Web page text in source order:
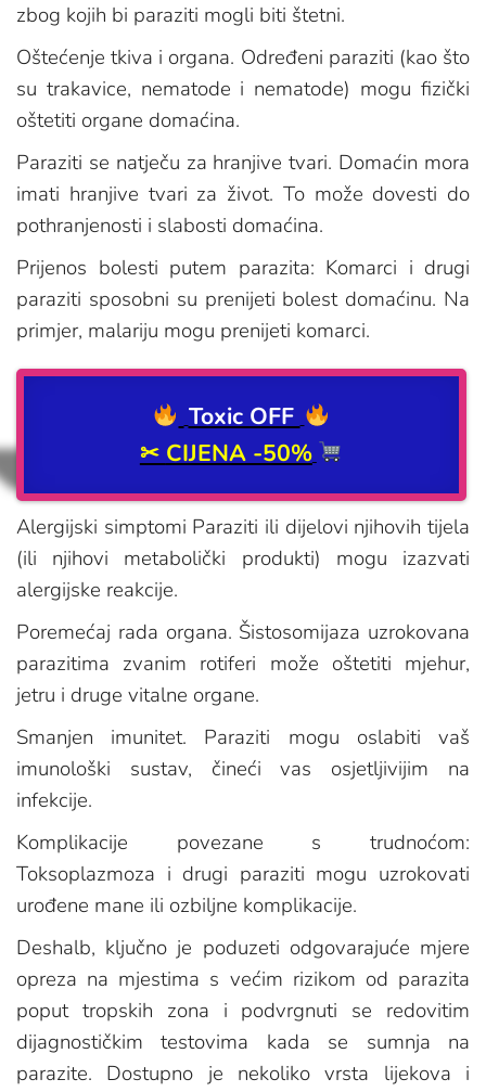
zbog kojih bi paraziti mogli biti štetni.
Oštećenje tkiva i organa. Određeni paraziti (kao što
su trakavice, nematode i nematode) mogu fizički
oštetiti organe domaćina.
Paraziti se natječu za hranjive tvari. Domaćin mora
imati hranjive tvari za život. To može dovesti do
pothranjenosti i slabosti domaćina.
Prijenos bolesti putem parazita: Komarci i drugi
paraziti sposobni su prenijeti bolest domaćinu. Na
primjer, malariju mogu prenijeti komarci.
Toxic OFF
✂ CIJENA -50%
Alergijski simptomi Paraziti ili dijelovi njihovih tijela
(ili njihovi metabolički produkti) mogu izazvati
alergijske reakcije.
Poremećaj rada organa. Šistosomijaza uzrokovana
parazitima zvanim rotiferi može oštetiti mjehur,
jetru i druge vitalne organe.
Smanjen imunitet. Paraziti mogu oslabiti vaš
imunološki sustav, čineći vas osjetljivijim na
infekcije.
Komplikacije povezane s trudnoćom:
Toksoplazmoza i drugi paraziti mogu uzrokovati
urođene mane ili ozbiljne komplikacije.
Deshalb, ključno je poduzeti odgovarajuće mjere
opreza na mjestima s većim rizikom od parazita
poput tropskih zona i podvrgnuti se redovitim
dijagnostičkim testovima kada se sumnja na
parazite. Dostupno je nekoliko vrsta lijekova i